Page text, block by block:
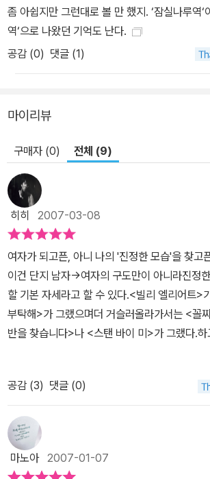
좀 아쉽지만 그런대로 볼 만 했지. ‘잠실나루역‘
역‘으로 나왔던 기억도 난다.
공감 (0) 댓글 (1)
마이리뷰
구매자 (0) 전체 (9)
히히 2007-03-08
여자가 되고픈, 아니 나의 '진정한 모습'을 찾고
이건 단지 남자->여자의 구도만이 아니라진정
할 기본 자세라고 할 수 있다.<빌리 엘리어트>
부탁해>가 그랬으며더 거슬러올라가서는 <꼴
반을 찾습니다>나 <스탠 바이 미>가 그랬다.하
말리는 과정을 통해서도성장의 의미를 보여 줄
돈나>는 그런 의미에서 참 많은 미덕을 가지고
덕환, 김윤석, 백윤식이라는 주연급들을 비롯
친구들까지 그 어느 캐릭터도 죽어 있지 않고,
딱 그만큼이다. 여기서 캐릭터가 죽어 있지 않다
지 않으며, 어떤 장면에서도 캐릭터들은 그냥
공감 (3) 댓글 (0)
마노아2007-01-07